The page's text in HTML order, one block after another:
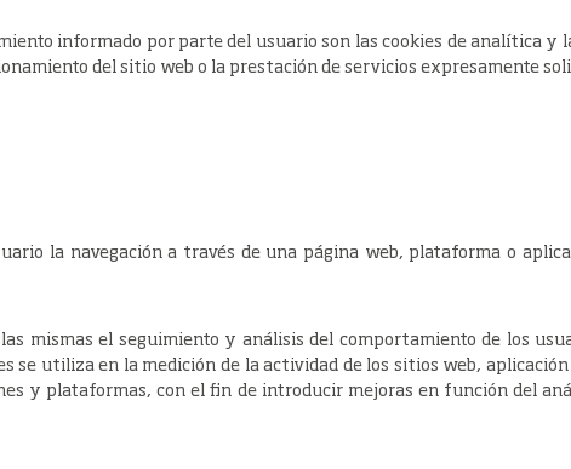
informado por parte del usuario son las cookies de analítica y
del sitio web o la prestación de servicios expresamente
la navegación a través de una página web, plataforma o
mismas el seguimiento y análisis del comportamiento de los
se utiliza en la medición de la actividad de los sitios web,
y plataformas, con el fin de introducir mejoras en función del